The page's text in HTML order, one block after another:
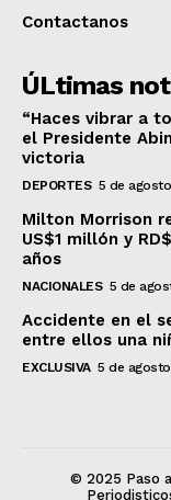
Contactanos
ÚLtimas
“Haces vibrar a
el Presidente
victoria
DEPORTES 5 de
Milton Morrison
US$1 millón y
años
NACIONALES 5 de
Accidente en el
entre ellos una
EXCLUSIVA 5 de
© 2025 Paso